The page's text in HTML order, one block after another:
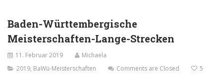
Baden-Württembergische
Meisterschaften-Lange-Strecken
11. Februar 2019
Michaela
2019, BaWü-Meisterschaften Comments are Closed 5